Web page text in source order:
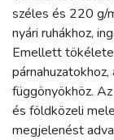
széles és 220 g/
nyári ruhákhoz,
Emellett
függönyökhöz.
és földközeli
megjelenést